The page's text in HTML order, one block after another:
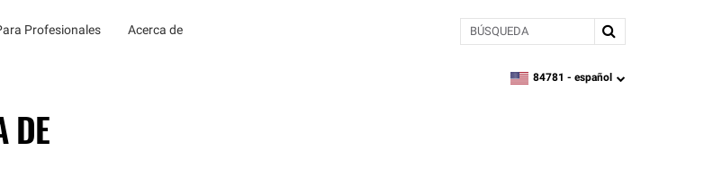
Profesionales Acerca de BÚSQUEDA
zipcode, language
84781 - español
DE